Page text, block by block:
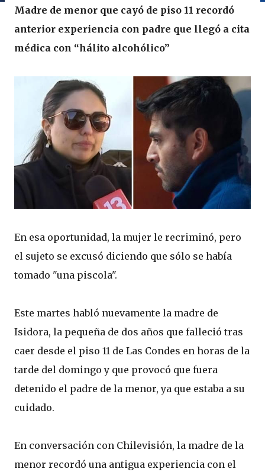
Madre de menor que cayó de piso 11 recordó
anterior experiencia con padre que llegó a cita
médica con “hálito alcohólico”
En esa oportunidad, la mujer le recriminó, pero
el sujeto se excusó diciendo que sólo se había
tomado "una piscola".
Este martes habló nuevamente la madre de
Isidora, la pequeña de dos años que falleció tras
caer desde el piso 11 de Las Condes en horas de la
tarde del domingo y que provocó que fuera
detenido el padre de la menor, ya que estaba a su
cuidado.
En conversación con Chilevisión, la madre de la
menor recordó una antigua experiencia con el